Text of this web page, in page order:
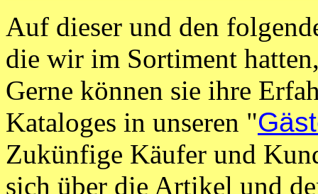
Auf dieser und den
die wir im Sortiment
Gerne können sie ihre
Kataloges in unseren "
Zukünfige Käufer und
sich über die Artikel und